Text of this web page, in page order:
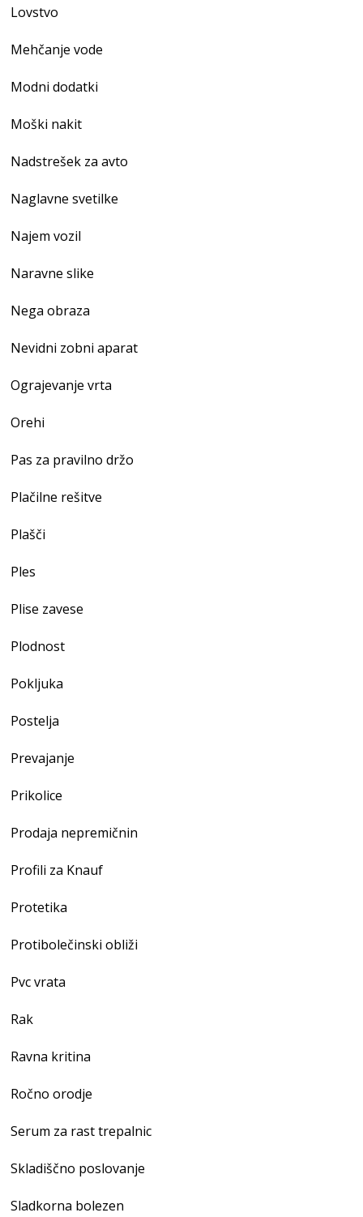
Lovstvo
Mehčanje vode
Modni dodatki
Moški nakit
Nadstrešek za avto
Naglavne svetilke
Najem vozil
Naravne slike
Nega obraza
Nevidni zobni aparat
Ograjevanje vrta
Orehi
Pas za pravilno držo
Plačilne rešitve
Plašči
Ples
Plise zavese
Plodnost
Pokljuka
Postelja
Prevajanje
Prikolice
Prodaja nepremičnin
Profili za Knauf
Protetika
Protibolečinski obliži
Pvc vrata
Rak
Ravna kritina
Ročno orodje
Serum za rast trepalnic
Skladiščno poslovanje
Sladkorna bolezen